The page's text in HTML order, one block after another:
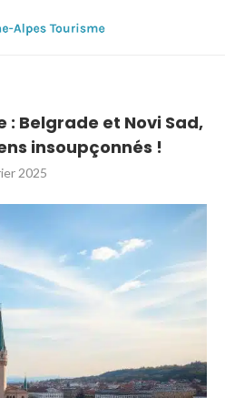
: Belgrade et Novi Sad,
insoupçonnés !
2025